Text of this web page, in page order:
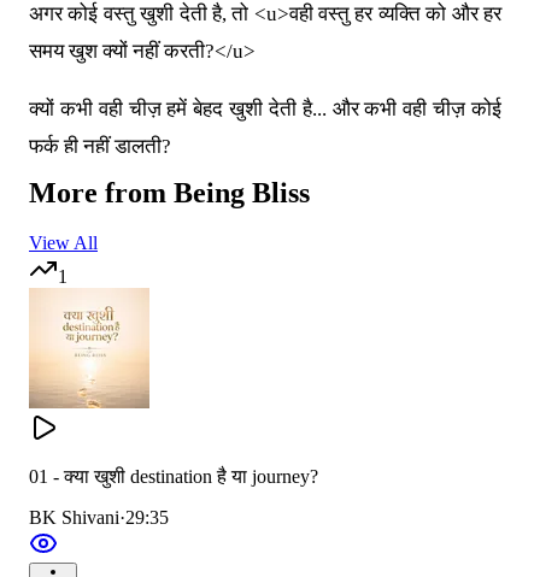
अगर कोई वस्तु खुशी देती है, तो <u>वही वस्तु हर व्यक्ति को और हर
समय खुश क्यों नहीं करती?</u>
क्यों कभी वही चीज़ हमें बेहद खुशी देती है... और कभी वही चीज़ कोई
फर्क ही नहीं डालती?
क्या हम सचमुच वस्तुओं से खुश होते हैं... या उस समय अपने मन में
कुछ और create कर रहे होते हैं?
को एक नए दृष्टिकोण से देखने का निमंत्रण देता है।
कहीं ऐसा तो नहीं कि हम खुशी का Source बाहर खोज रहे हैं...
जबकि कहानी कुछ और ही है?
More from Being Bliss
View All
1
01 - क्या खुशी destination है या journey?
BK Shivani·29:35